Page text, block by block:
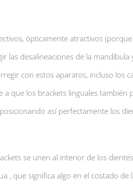
ópticamente atractivos
las desalineaciones de la mandíbula
con estos aparatos, incluso los
a que los brackets linguales también
así perfectamente los
se unen al interior de los
, que significa algo en el costado de